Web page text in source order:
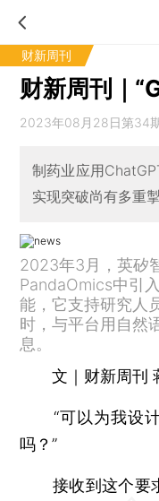
财新周刊
财新周刊｜
2023年08月28日第34
制药业应用
实现突破尚有多重
2023年3月，英矽
PandaOmics中引
能，它支持研究人
时，与平台用自然
息。
文｜财新周刊
“可以为我设计
吗？”
接收到这个要求